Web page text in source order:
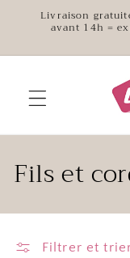
passer
contenu
Livraison
avant 14h =
C
o
l
Fils et
Filtrer et